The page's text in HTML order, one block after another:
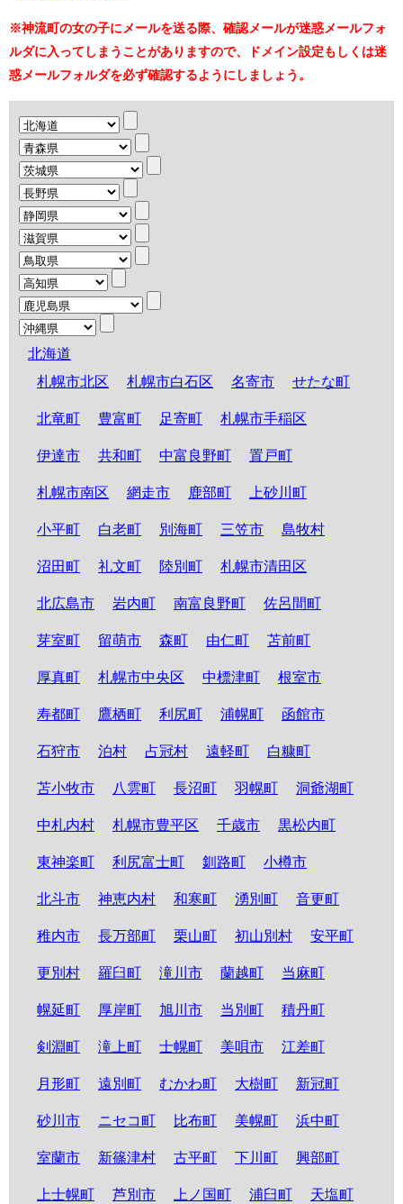
※神流町の女の子にメールを送る際、確認メールが迷惑メールフォ
ルダに入ってしまうことがありますので、ドメイン設定もしくは迷
惑メールフォルダを必ず確認するようにしましょう。
北海道
札幌市北区
札幌市白石区 名寄市 せたな町
北竜町 豊富町 足寄町 札幌市手稲区
伊達市 共和町 中富良野町 置戸町
札幌市南区 網走市 鹿部町 上砂川町
小平町 白老町 別海町 三笠市 島牧村
沼田町 礼文町 陸別町 札幌市清田区
北広島市 岩内町 南富良野町 佐呂間町
芽室町 留萌市 森町 由仁町 苫前町
厚真町 札幌市中央区 中標津町 根室市
寿都町 鷹栖町 利尻町 浦幌町 函館市
石狩市 泊村 占冠村 遠軽町 白糠町
苫小牧市 八雲町 長沼町 羽幌町 洞爺湖町
中札内村 札幌市豊平区 千歳市 黒松内町
東神楽町 利尻富士町 釧路町 小樽市
北斗市 神恵内村 和寒町 湧別町 音更町
稚内市 長万部町 栗山町 初山別村 安平町
更別村 羅臼町 滝川市 蘭越町 当麻町
幌延町 厚岸町 旭川市 当別町 積丹町
剣淵町 滝上町 士幌町 美唄市 江差町
月形町 遠別町 むかわ町 大樹町 新冠町
砂川市 ニセコ町 比布町 美幌町 浜中町
室蘭市 新篠津村 古平町 下川町 興部町
上士幌町 芦別市 上ノ国町 浦臼町 天塩町